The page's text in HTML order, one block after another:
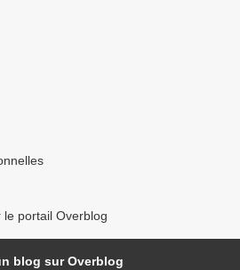
portail Overblog
blog sur Overblog